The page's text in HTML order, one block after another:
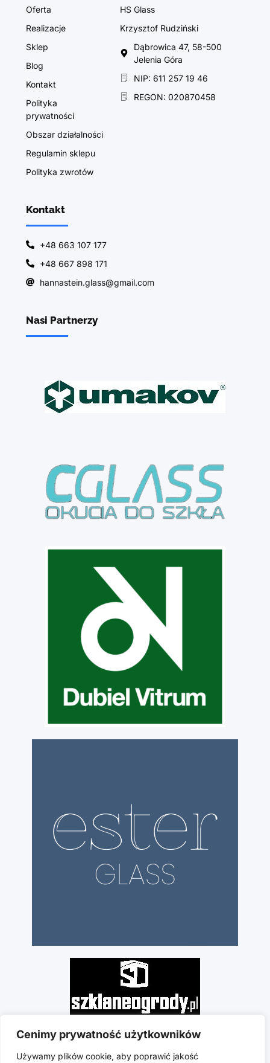
Cenimy prywatność użytkowników
Używamy plików cookie, aby poprawić jakość
Oferta
Realizacje
Sklep
Blog
Kontakt
Polityka
prywatności
Obszar działalności
Regulamin sklepu
Polityka zwrotów
HS Glass
Krzysztof Rudziński
Dąbrowica 47, 58-500
Jelenia Góra
NIP: 611 257 19 46
REGON: 020870458
Kontakt
+48 663 107 177
+48 667 898 171
hannastein.glass@gmail.com
Nasi Partnerzy